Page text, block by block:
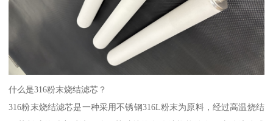
什么是316粉末烧结滤芯？
316粉末烧结滤芯是一种采用不锈钢316L粉末为原料，经过高温烧结